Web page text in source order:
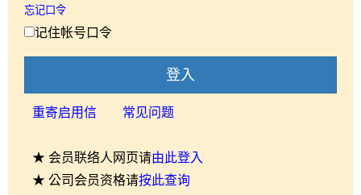
忘记口令
记住帐号口令
登入
重寄启用信 常见问题
★ 会员联络人网页请由此登入
★ 公司会员资格请按此查询